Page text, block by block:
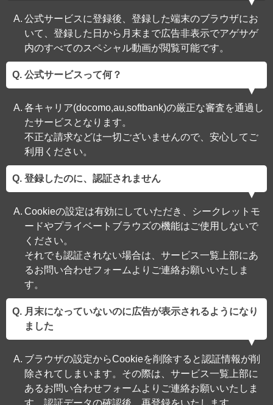
公式サービスに登録後、登録した端末のブラウザにお
いて、登録した日から月末まで広告非表示でアゲサゲ
内のすべてのスペシャル動画が閲覧可能です。
公式サービスって何？
各キャリア(docomo,au,softbank)の厳正な審査を通過し
たサービスとなります。
不正な請求などは一切ございませんので、安心してご
利用ください。
登録したのに、認証されません
Cookieの設定は有効にしていただき、シークレットモ
ードやプライベートブラウズの機能はご使用しないで
ください。
それでも認証されない場合は、サービス一覧上部にあ
るお問い合わせフォームよりご連絡お願いいたしま
す。
月末になっていないのに広告が表示されるようになり
ました
ブラウザの設定からCookieを削除すると認証情報が削
除されてしまいます。その際は、サービス一覧上部に
あるお問い合わせフォームよりご連絡お願いいたしま